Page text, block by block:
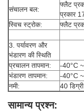
संचालन बल:
फ्लैट
प्रकार
स्विच स्ट्रोक:
फ्लैट
3. पर्यावरण और
भंडारण की स्थिति
प्रचालन तापमान:
-40°C
भंडारण तापमान:
-40°C
नमी:
40
सामान्य प्रश्न: